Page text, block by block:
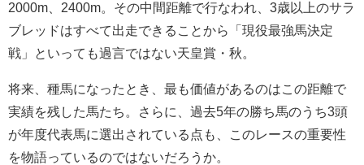
2000m、2400m。その中間距離で行なわれ、3歳以上のサラ
ブレッドはすべて出走できることから「現役最強馬決定
戦」といっても過言ではない天皇賞・秋。
将来、種馬になったとき、最も価値があるのはこの距離で
実績を残した馬たち。さらに、過去5年の勝ち馬のうち3頭
が年度代表馬に選出されている点も、このレースの重要性
を物語っているのではないだろうか。